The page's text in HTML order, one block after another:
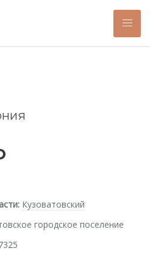
Кузоватовский
городское поселение